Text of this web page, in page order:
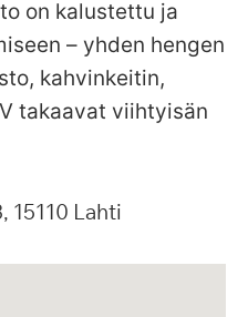
on kalustettu ja
– yhden hengen
kahvinkeitin,
takaavat viihtyisän
15110 Lahti